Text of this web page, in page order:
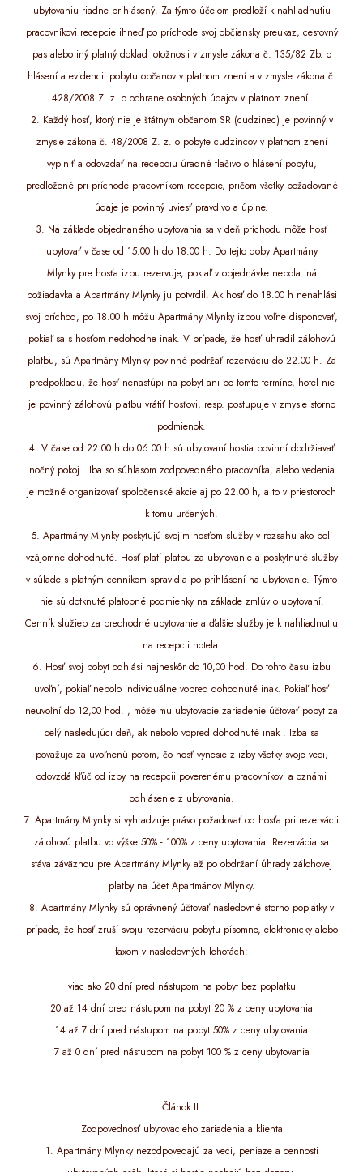
ubytovaniu riadne prihlásený. Za týmto účelom predloží k nahliadnutiu
pracovníkovi recepcie ihneď po príchode svoj občiansky preukaz, cestovný
pas alebo iný platný doklad totožnosti v zmysle zákona č. 135/82 Zb. o
hlásení a evidencii pobytu občanov v platnom znení a v zmysle zákona č.
428/2008 Z. z. o ochrane osobných údajov v platnom znení.
2. Každý hosť, ktorý nie je štátnym občanom SR (cudzinec) je povinný v
zmysle zákona č. 48/2008 Z. z. o pobyte cudzincov v platnom znení
vyplniť a odovzdať na recepciu úradné tlačivo o hlásení pobytu,
predložené pri príchode pracovníkom recepcie, pričom všetky požadované
údaje je povinný uviesť pravdivo a úplne.
3. Na základe objednaného ubytovania sa v deň príchodu môže hosť
ubytovať v čase od 15.00 h do 18.00 h. Do tejto doby Apartmány
Mlynky pre hosťa izbu rezervuje, pokiaľ v objednávke nebola iná
požiadavka a Apartmány Mlynky ju potvrdil. Ak hosť do 18.00 h nenahlási
svoj príchod, po 18.00 h môžu Apartmány Mlynky izbou voľne disponovať,
pokiaľ sa s hosťom nedohodne inak. V prípade, že hosť uhradil zálohovú
platbu, sú Apartmány Mlynky povinné podržať rezerváciu do 22.00 h. Za
predpokladu, že hosť nenastúpi na pobyt ani po tomto termíne, hotel nie
je povinný zálohovú platbu vrátiť hosťovi, resp. postupuje v zmysle storno
podmienok.
4. V čase od 22.00 h do 06.00 h sú ubytovaní hostia povinní dodržiavať
nočný pokoj . Iba so súhlasom zodpovedného pracovníka, alebo vedenia
je možné organizovať spoločenské akcie aj po 22.00 h, a to v priestoroch
k tomu určených.
5. Apartmány Mlynky poskytujú svojim hosťom služby v rozsahu ako boli
vzájomne dohodnuté. Hosť platí platbu za ubytovanie a poskytnuté služby
v súlade s platným cenníkom spravidla po prihlásení na ubytovanie. Týmto
nie sú dotknuté platobné podmienky na základe zmlúv o ubytovaní.
Cenník služieb za prechodné ubytovanie a ďalšie služby je k nahliadnutiu
na recepcii hotela.
6. Hosť svoj pobyt odhlási najneskôr do 10,00 hod. Do tohto času izbu
uvoľní, pokiaľ nebolo individuálne vopred dohodnuté inak. Pokiaľ hosť
neuvoľní do 12,00 hod. , môže mu ubytovacie zariadenie účtovať pobyt za
celý nasledujúci deň, ak nebolo vopred dohodnuté inak . Izba sa
považuje za uvoľnenú potom, čo hosť vynesie z izby všetky svoje veci,
odovzdá kľúč od izby na recepcii poverenému pracovníkovi a oznámi
odhlásenie z ubytovania.
7. Apartmány Mlynky si vyhradzuje právo požadovať od hosťa pri rezervácii
zálohovú platbu vo výške 50% - 100% z ceny ubytovania. Rezervácia sa
stáva záväznou pre Apartmány Mlynky až po obdržaní úhrady zálohovej
platby na účet Apartmánov Mlynky.
8. Apartmány Mlynky sú oprávnený účtovať nasledovné storno poplatky v
prípade, že hosť zruší svoju rezerváciu pobytu písomne, elektronicky alebo
faxom v nasledovných lehotách:
viac ako 20 dní pred nástupom na pobyt bez poplatku
20 až 14 dní pred nástupom na pobyt 20 % z ceny ubytovania
14 až 7 dní pred nástupom na pobyt 50% z ceny ubytovania
7 až 0 dní pred nástupom na pobyt 100 % z ceny ubytovania
Článok II.
Zodpovednosť ubytovacieho zariadenia a klienta
1. Apartmány Mlynky nezodpovedajú za veci, peniaze a cennosti